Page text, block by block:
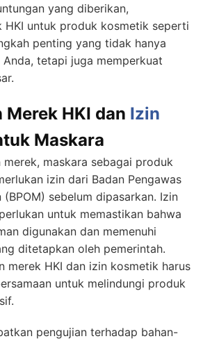
yang diberikan,
HKI untuk produk kosmetik seperti
penting yang tidak hanya
tetapi juga memperkuat
HKI dan Izin
Maskara
maskara sebagai produk
izin dari Badan Pengawas
sebelum dipasarkan. Izin
untuk memastikan bahwa
digunakan dan memenuhi
ditetapkan oleh pemerintah.
merek HKI dan izin kosmetik harus
untuk melindungi produk
pengujian terhadap bahan-